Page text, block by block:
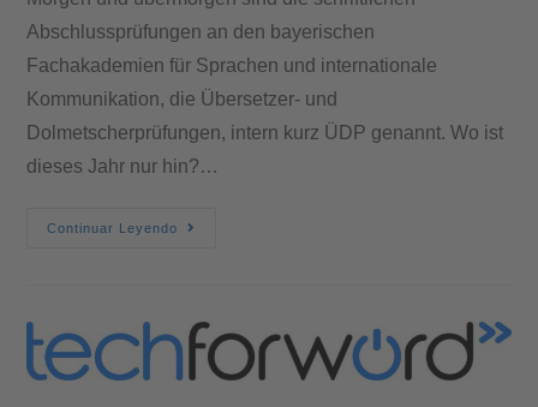
Abschlussprüfungen an den bayerischen
Fachakademien für Sprachen und internationale
Kommunikation, die Übersetzer- und
Dolmetscherprüfungen, intern kurz ÜDP genannt. Wo ist
dieses Jahr nur hin?…
Continuar Leyendo